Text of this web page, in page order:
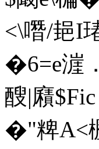
<\噆/郌I
�6=e漄
醙|廭
�"粺A<